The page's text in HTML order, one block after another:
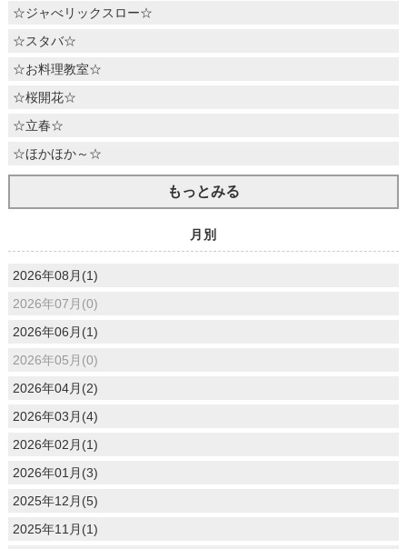
☆ジャべリックスロー☆
☆スタバ☆
☆お料理教室☆
☆桜開花☆
☆立春☆
☆ほかほか～☆
もっとみる
月別
2026年08月(1)
2026年07月(0)
2026年06月(1)
2026年05月(0)
2026年04月(2)
2026年03月(4)
2026年02月(1)
2026年01月(3)
2025年12月(5)
2025年11月(1)